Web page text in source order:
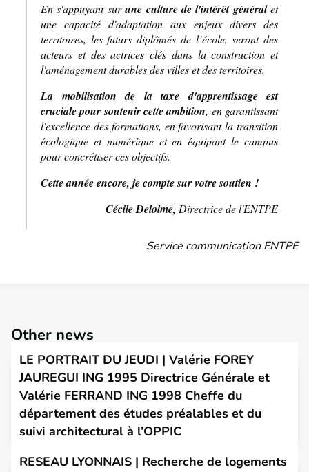
En s'appuyant surune culture de l'intérêt généralet
une capacité d'adaptation aux enjeux divers des
territoires, les futurs diplômés de l’école, seront des
acteurs et des actrices clés dans la construction et
l'aménagement durables des villes et des territoires.
La mobilisation de la taxe d'apprentissage est
cruciale pour soutenir cette ambition, en garantissant
l'excellence des formations, en favorisant la transition
écologique et numérique et en équipant le campus
pour concrétiser ces objectifs.
Cette année encore, je compte sur votre soutien !
Cécile Delolme, Directrice de l'ENTPE
Service communication ENTPE
Other news
LE PORTRAIT DU JEUDI | Valérie FOREY
JAUREGUI ING 1995 Directrice Générale et
Valérie FERRAND ING 1998 Cheffe du
département des études préalables et du
suivi architectural à l’OPPIC
« Patrimoine & Culture » Cette semaine retrouvons les
RESEAU LYONNAIS | Recherche de logements